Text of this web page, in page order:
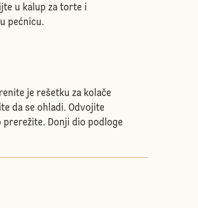
u kalup za torte i
pećnicu.
je rešetku za kolače
da se ohladi. Odvojite
Donji dio podloge